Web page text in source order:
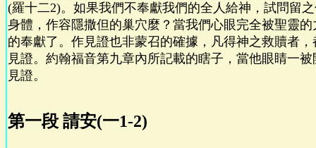
(羅十二2)。如果我們不奉獻我們的全人給神，試問留
身體，作容隱撒但的巢穴麼？當我們心眼完全被聖靈
的奉獻了。作見證也非蒙召的確據，凡得神之救贖者
見證。約翰福音第九章內所記載的瞎子，當他眼睛一
見證。
第一段 請安(一1-2)